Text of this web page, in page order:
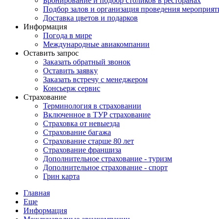
Подбор залов и организация проведения
Доставка цветов и подарков
Информация
Погода в мире
Международные авиакомпании
Оставить запрос
Заказать обратный звонок
Оставить заявку
Заказать встречу с менеджером
Консьерж сервис
Страхование
Терминология в страховании
Включенное в ТУР страхование
Страховка от невыезда
Страхование багажа
Страхование старше 80 лет
Страхование франшиза
Дополнительное страхование - туризм
Дополнительное страхование - спорт
Грин карта
Главная
Еще
Информация